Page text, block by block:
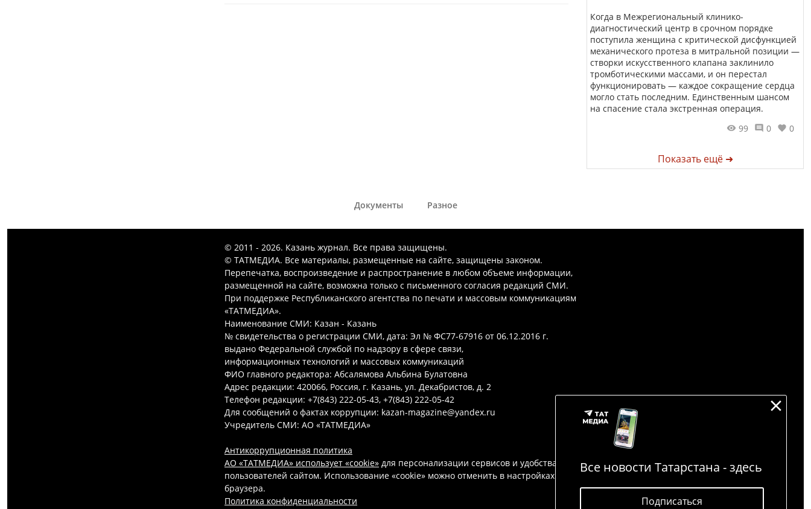
Когда в Межрегиональный клинико-
диагностический центр в срочном порядке
поступила женщина с критической дисфункцией
механического протеза в митральной позиции —
створки искусственного клапана заклинило
тромботическими массами, и он перестал
функционировать — каждое сокращение сердца
могло стать последним. Единственным шансом
на спасение стала экстренная операция.
99
0 0
Показать ещё ➜
Все новости Татарстана - здесь
Подписаться
Документы Разное
© 2011 - 2026. Казань журнал. Все права защищены.
© ТАТМЕДИА. Все материалы, размещенные на сайте, защищены законом.
Перепечатка, воспроизведение и распространение в любом объеме информации,
размещенной на сайте, возможна только с письменного согласия редакций СМИ.
При поддержке Республиканского агентства по печати и массовым коммуникациям
«ТАТМЕДИА».
Наименование СМИ: Казан - Казань
№ свидетельства о регистрации СМИ, дата: Эл № ФС77-67916 от 06.12.2016 г.
выдано Федеральной службой по надзору в сфере связи,
информационных технологий и массовых коммуникаций
ФИО главного редактора: Абсалямова Альбина Булатовна
Адрес редакции: 420066, Россия, г. Казань, ул. Декабристов, д. 2
Телефон редакции: +7(843) 222-05-43, +7(843) 222-05-42
Для сообщений о фактах коррупции: kazan-magazine@yandex.ru
Учредитель СМИ: АО «ТАТМЕДИА»
Антикоррупционная политика
АО «ТАТМЕДИА» использует «cookie» для персонализации сервисов и удобства
пользователей сайтом. Использование «cookie» можно отменить в настройках
браузера.
Политика конфиденциальности